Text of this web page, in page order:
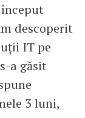
descoperit
IT pe
a găsit
3 luni,